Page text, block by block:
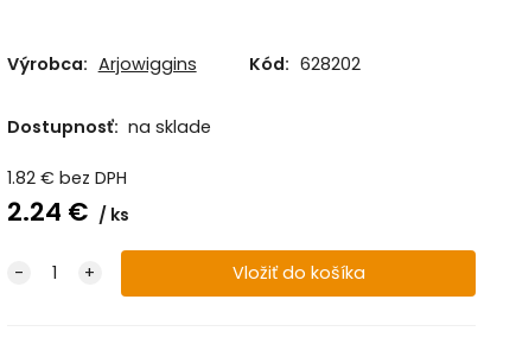
Výrobca: Arjowiggins Kód: 628202
Dostupnosť: na sklade
1.82€ bez DPH
2.24 € ks